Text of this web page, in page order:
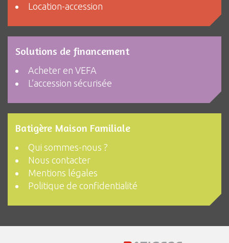
Location-accession
Solutions de financement
Acheter en VEFA
L’accession sécurisée
Batigère Maison Familiale
Qui sommes-nous ?
Nous contacter
Mentions légales
Politique de confidentialité